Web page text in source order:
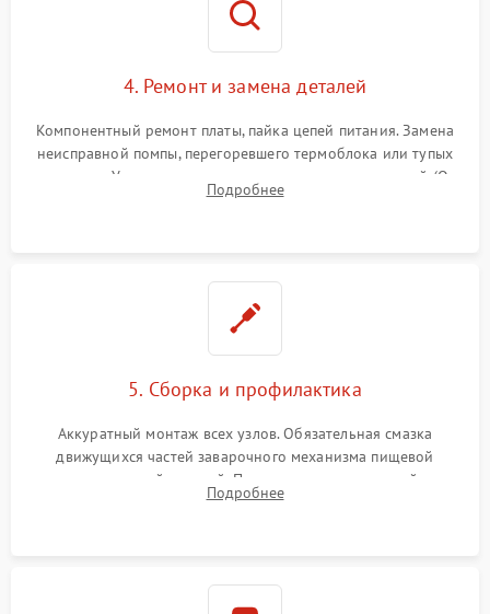
4. Ремонт и замена деталей
Компонентный ремонт платы, пайка цепей питания. Замена
неисправной помпы, перегоревшего термоблока или тупых
жерновов. Установка новых силиконовых уплотнителей (O-
ring) и тефлоновых трубок для надежного устранения
Подробнее
5. Сборка и профилактика
Аккуратный монтаж всех узлов. Обязательная смазка
движущихся частей заварочного механизма пищевой
силиконовой смазкой. Проведение программной
декальцинации и очистки системы от кофейных масел.
Подробнее